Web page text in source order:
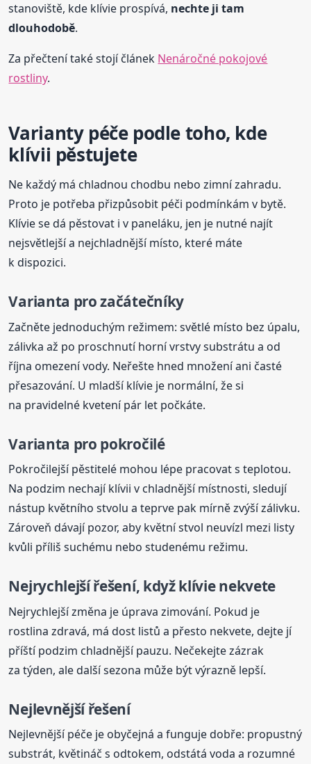
stanoviště, kde klívie prospívá, nechte ji tam
dlouhodobě.
Za přečtení také stojí článek Nenáročné pokojové
rostliny.
Varianty péče podle toho, kde
klívii pěstujete
Ne každý má chladnou chodbu nebo zimní zahradu.
Proto je potřeba přizpůsobit péči podmínkám v bytě.
Klívie se dá pěstovat i v paneláku, jen je nutné najít
nejsvětlejší a nejchladnější místo, které máte
k dispozici.
Varianta pro začátečníky
Začněte jednoduchým režimem: světlé místo bez úpalu,
zálivka až po proschnutí horní vrstvy substrátu a od
října omezení vody. Neřešte hned množení ani časté
přesazování. U mladší klívie je normální, že si
na pravidelné kvetení pár let počkáte.
Varianta pro pokročilé
Pokročilejší pěstitelé mohou lépe pracovat s teplotou.
Na podzim nechají klívii v chladnější místnosti, sledují
nástup květního stvolu a teprve pak mírně zvýší zálivku.
Zároveň dávají pozor, aby květní stvol neuvízl mezi listy
kvůli příliš suchému nebo studenému režimu.
Nejrychlejší řešení, když klívie nekvete
Nejrychlejší změna je úprava zimování. Pokud je
rostlina zdravá, má dost listů a přesto nekvete, dejte jí
příští podzim chladnější pauzu. Nečekejte zázrak
za týden, ale další sezona může být výrazně lepší.
Nejlevnější řešení
Nejlevnější péče je obyčejná a funguje dobře: propustný
substrát, květináč s odtokem, odstátá voda a rozumné